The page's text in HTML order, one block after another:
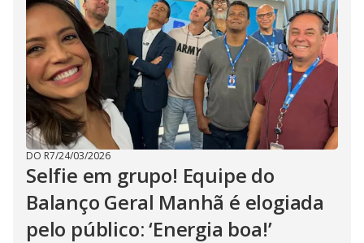
DO R7/24/03/2026
Selfie em grupo! Equipe do
Balanço Geral Manhã é elogiada
pelo público: ‘Energia boa!’